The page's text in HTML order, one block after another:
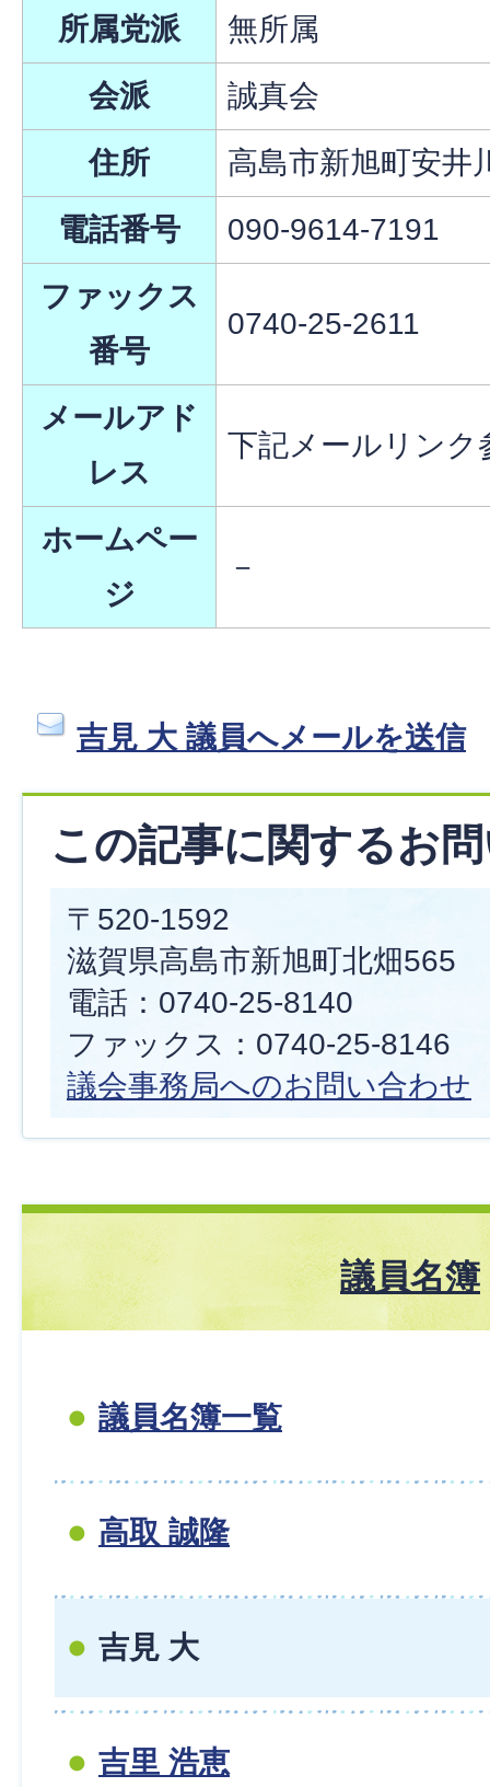
所属党派
無所属
会派
誠真会
住所
高島市新旭町安井
電話番号
090-9614-7191
ファックス
番号
0740-25-2611
メールアド
レス
下記メールリンク
ホームペー
ジ
－
吉見 大 議員へメールを送信
この記事に関するお
〒520-1592
滋賀県高島市新旭町北畑565
電話：0740-25-8140
ファックス：0740-25-8146
議会事務局へのお問い合わせ
議員名簿
議員名簿一覧
高取 誠隆
吉見 大
吉里 浩恵